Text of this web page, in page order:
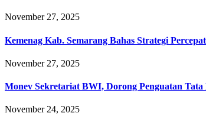
November 27, 2025
Kemenag Kab. Semarang Bahas Strategi
November 27, 2025
Monev Sekretariat BWI, Dorong Penguatan Tata
November 24, 2025